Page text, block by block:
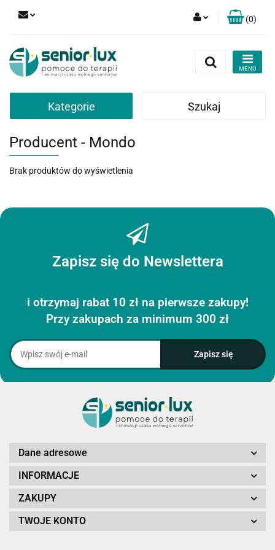
Zarejestruj się
Zgody cookies
(0)
Kategorie Szukaj
Producent - Mondo
Brak produktów do wyświetlenia
Zapisz się do Newslettera
i otrzymaj rabat 10 zł na pierwsze zakupy!
Przy zakupach za minimum 300 zł
Dane adresowe
INFORMACJE
ZAKUPY
TWOJE KONTO